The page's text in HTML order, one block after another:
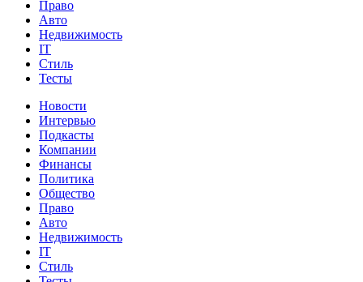
Право
Авто
Недвижимость
IT
Стиль
Тесты
Новости
Интервью
Подкасты
Компании
Финансы
Политика
Общество
Право
Авто
Недвижимость
IT
Стиль